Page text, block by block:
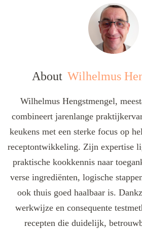
About Wilhelmus
Wilhelmus Hengstmengel,
combineert jarenlange
keukens met een sterke focus op
receptontwikkeling. Zijn expertise
praktische kookkennis naar
verse ingrediënten, logische
ook thuis goed haalbaar is.
werkwijze en consequente
recepten die duidelijk,